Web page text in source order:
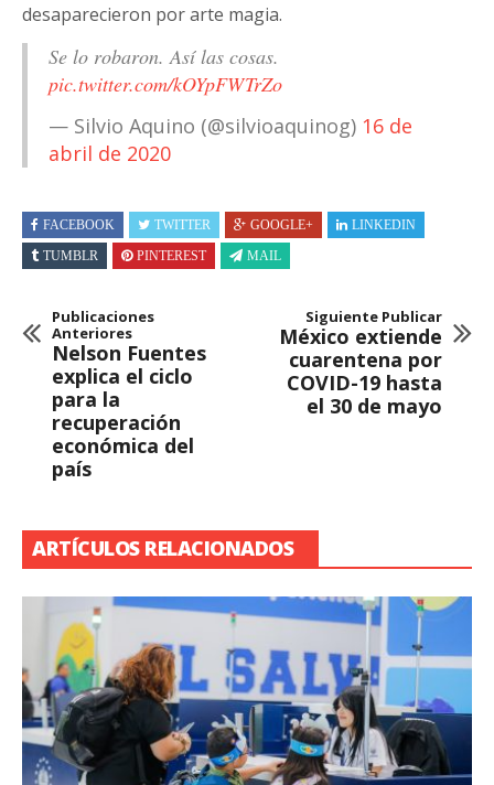
desaparecieron por arte magia.
Se lo robaron. Así las cosas.
pic.twitter.com/kOYpFWTrZo
— Silvio Aquino (@silvioaquinog) 16 de
abril de 2020
FACEBOOK TWITTER GOOGLE+
LINKEDIN
TUMBLR
PINTEREST MAIL
Publicaciones
Anteriores
Nelson Fuentes
explica el ciclo
para la
recuperación
económica del
país
Siguiente Publicar
México extiende
cuarentena por
COVID-19 hasta
el 30 de mayo
ARTÍCULOS RELACIONADOS